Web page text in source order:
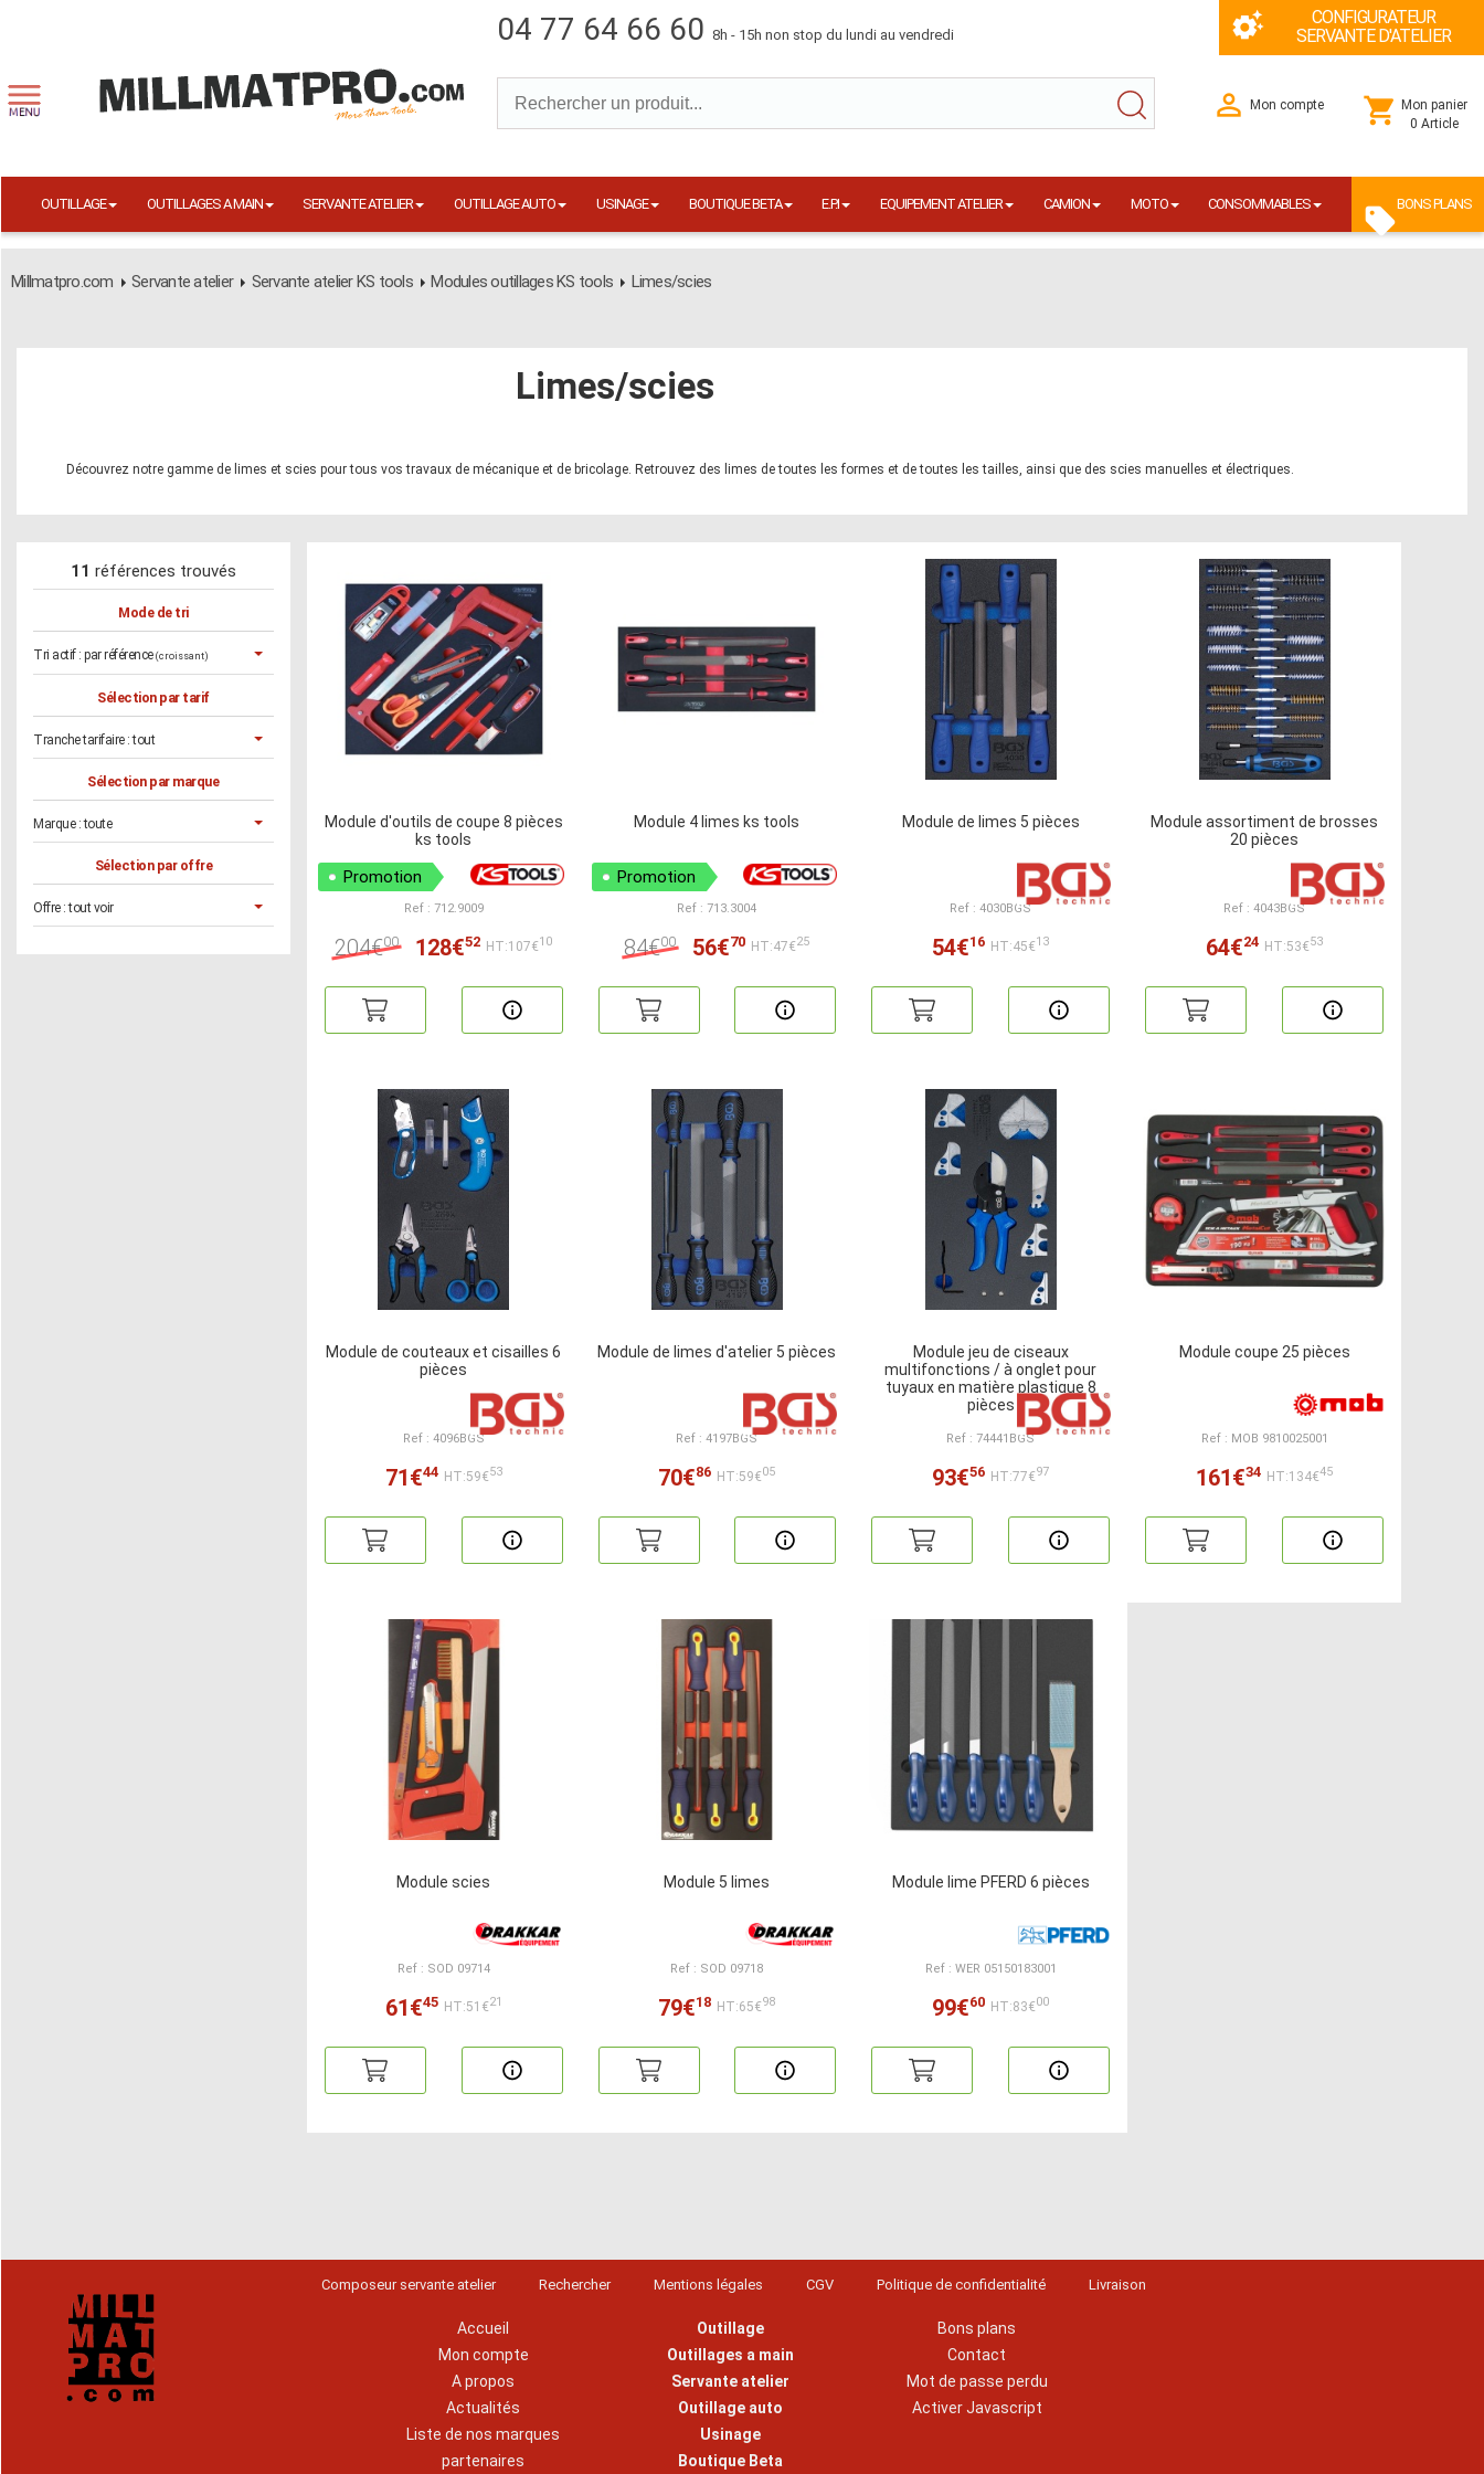
04 77 64 66 60 8h - 15h non stop du lundi au vendredi
CONFIGURATEUR
SERVANTE D'ATELIER
Mon compte
Mon panier
0 Article
OUTILLAGE OUTILLAGES A MAIN SERVANTE ATELIER OUTILLAGE AUTO USINAGE BOUTIQUE BETA E.P.I EQUIPEMENT ATELIER CAMION MOTO CONSOMMABLES BONS PLANS
Millmatpro.com Servante atelier Servante atelier KS tools Modules outillages KS tools Limes/scies
Limes/scies
Découvrez notre gamme de limes et scies pour tous vos travaux de mécanique et de bricolage. Retrouvez des limes de toutes les formes et de toutes les tailles, ainsi que des scies manuelles et électriques.
11 références trouvés
Mode de tri
Tri actif : par référence (croissant)
Sélection par tarif
Tranche tarifaire :tout
Sélection par marque
Marque :toute
Sélection par offre
Offre :tout voir
Module d'outils de coupe 8 pièces
ks tools
Promotion
Ref : 712.9009
204€00 128€52 HT:107€10
Module 4 limes ks tools
Promotion
Ref : 713.3004
84€00 56€70 HT:47€25
Module de limes 5 pièces
Ref : 4030BGS
54€16 HT:45€13
Module assortiment de brosses
20 pièces
Ref : 4043BGS
64€24 HT:53€53
Module de couteaux et cisailles 6
pièces
Ref : 4096BGS
71€44 HT:59€53
Module de limes d'atelier 5 pièces
Ref : 4197BGS
70€86 HT:59€05
Module jeu de ciseaux
multifonctions / à onglet pour
tuyaux en matière plastique 8
pièces
Ref : 74441BGS
93€56 HT:77€97
Module coupe 25 pièces
Ref : MOB 9810025001
161€34 HT:134€45
Module scies
Ref : SOD 09714
61€45 HT:51€21
Module 5 limes
Ref : SOD 09718
79€18 HT:65€98
Module lime PFERD 6 pièces
Ref : WER 05150183001
99€60 HT:83€00
Composeur servante atelier Rechercher Mentions légales CGV Politique de confidentialité Livraison
Accueil
Mon compte
A propos
Actualités
Liste de nos marques
partenaires
Outillage
Outillages a main
Servante atelier
Outillage auto
Usinage
Boutique Beta
Bons plans
Contact
Mot de passe perdu
Activer Javascript